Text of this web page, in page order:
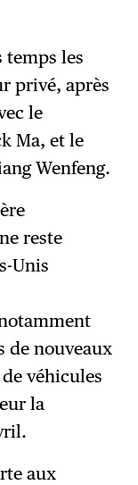
les
privé, après
le
Ma, et le
Wenfeng.
reste
Unis
de nouveaux
véhicules
la
aux